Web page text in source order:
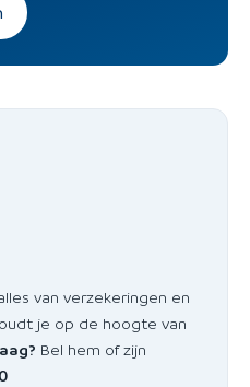
van verzekeringen en
je op de hoogte van
Bel hem of zijn